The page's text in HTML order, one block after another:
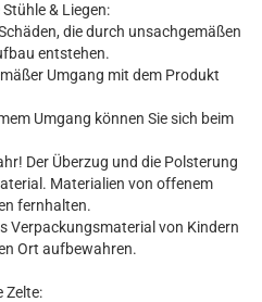
& Liegen:
die durch unsachgemäßen
entstehen.
Umgang mit dem Produkt
Umgang können Sie sich beim
Der Überzug und die Polsterung
Materialien von offenem
fernhalten.
Verpackungsmaterial von Kindern
Ort aufbewahren.
Zelte: